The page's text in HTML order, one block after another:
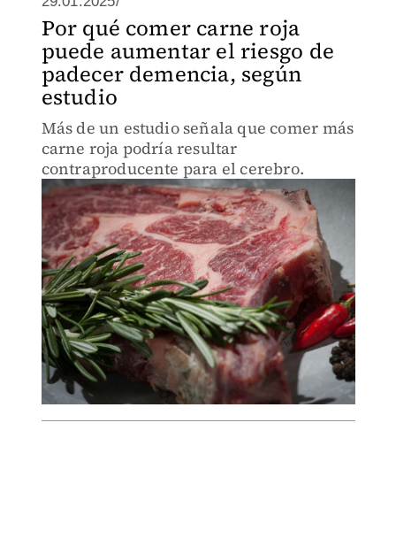
Por qué comer carne roja
puede aumentar el riesgo de
padecer demencia, según
estudio
Más de un estudio señala que comer más
carne roja podría resultar
contraproducente para el cerebro.